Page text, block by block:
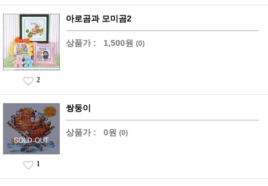
아로곰과 모미곰2
상품가 : 1,500원 (0)
2
쌍둥이
상품가 : 0원 (0)
1